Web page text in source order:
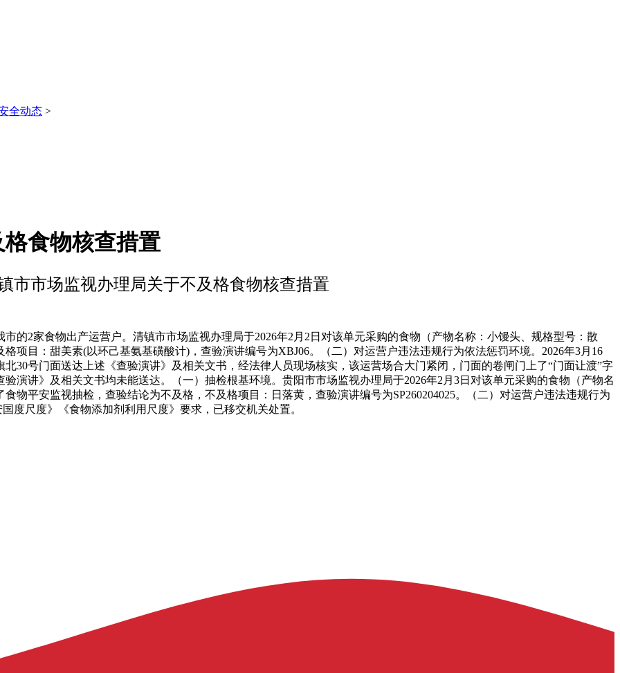
全动态 >
食物核查措置
市市场监视办理局关于不及格食物核查措置
2家食物出产运营户。清镇市市场监视办理局于2026年2月2日对该单元采购的食物（产物名称：小馒头、规格型号：散
项目：甜美素(以环己基氨基磺酸计)，查验演讲编号为XBJ06。（二）对运营户违法违规行为依法惩罚环境。2026年3月16
30号门面送达上述《查验演讲》及相关文书，经法律人员现场核实，该运营场合大门紧闭，门面的卷闸门上了“门面让渡”字
演讲》及相关文书均未能送达。（一）抽检根基环境。贵阳市市场监视办理局于2026年2月3日对该单元采购的食物（产物名
物平安监视抽检，查验结论为不及格，不及格项目：日落黄，查验演讲编号为SP260204025。（二）对运营户违法违规行为
度尺度》《食物添加剂利用尺度》要求，已移交机关处置。